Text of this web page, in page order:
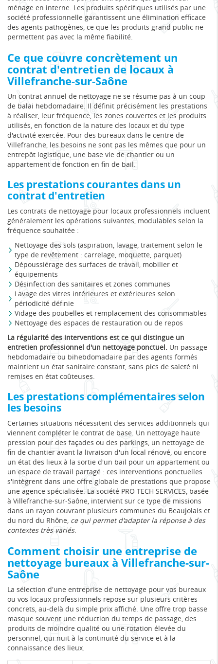
ménage en interne. Les produits spécifiques utilisés par une
société professionnelle garantissent une élimination efficace
des agents pathogènes, ce que les produits grand public ne
permettent pas avec la même fiabilité.
Ce que couvre concrètement un
contrat d'entretien de locaux à
Villefranche-sur-Saône
Un contrat annuel de nettoyage ne se résume pas à un coup
de balai hebdomadaire. Il définit précisément les prestations
à réaliser, leur fréquence, les zones couvertes et les produits
utilisés, en fonction de la nature des locaux et du type
d'activité exercée. Pour des bureaux dans le centre de
Villefranche, les besoins ne sont pas les mêmes que pour un
entrepôt logistique, une base vie de chantier ou un
appartement de fonction en fin de bail.
Les prestations courantes dans un
contrat d'entretien
Les contrats de nettoyage pour locaux professionnels incluent
généralement les opérations suivantes, modulables selon la
fréquence souhaitée :
Nettoyage des sols (aspiration, lavage, traitement selon le
type de revêtement : carrelage, moquette, parquet)
Dépoussiérage des surfaces de travail, mobilier et
équipements
Désinfection des sanitaires et zones communes
Lavage des vitres intérieures et extérieures selon
périodicité définie
Vidage des poubelles et remplacement des consommables
Nettoyage des espaces de restauration ou de repos
La régularité des interventions est ce qui distingue un
entretien professionnel d'un nettoyage ponctuel. Un passage
hebdomadaire ou bihebdomadaire par des agents formés
maintient un état sanitaire constant, sans pics de saleté ni
remises en état coûteuses.
Les prestations complémentaires selon
les besoins
Certaines situations nécessitent des services additionnels qui
viennent compléter le contrat de base. Un nettoyage haute
pression pour des façades ou des parkings, un nettoyage de
fin de chantier avant la livraison d'un local rénové, ou encore
un état des lieux à la sortie d'un bail pour un appartement ou
un espace de travail partagé : ces interventions ponctuelles
s'intègrent dans une offre globale de prestations que propose
une agence spécialisée. La société PRO TECH SERVICES, basée
à Villefranche-sur-Saône, intervient sur ce type de missions
dans un rayon couvrant plusieurs communes du Beaujolais et
du nord du Rhône, ce qui permet d'adapter la réponse à des
contextes très variés.
Comment choisir une entreprise de
nettoyage bureaux à Villefranche-sur-
Saône
La sélection d'une entreprise de nettoyage pour vos bureaux
ou vos locaux professionnels repose sur plusieurs critères
concrets, au-delà du simple prix affiché. Une offre trop basse
masque souvent une réduction du temps de passage, des
produits de moindre qualité ou une rotation élevée du
personnel, qui nuit à la continuité du service et à la
connaissance des lieux.